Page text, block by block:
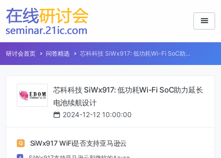
研讨会首页 问答精选
芯科科技 SiWx917: 低功耗Wi-Fi SoC助力
芯科科技 SiWx917: 低功耗Wi-Fi SoC助力延长
电池续航设计
2024-12-12 10:00:00
Q SiWx917 WiFi是否支持亚马逊云